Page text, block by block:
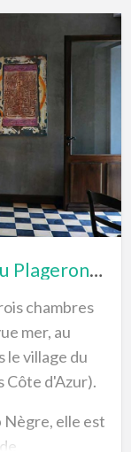
chez Cabane
pour
soit le
petit-
pas à
!
d'un
Chambres d’hôtes à la Villa du Plageron, Rayol Canadel (Var)
chambres
mer, au
le village du
Côte d'Azur).
Nègre, elle est